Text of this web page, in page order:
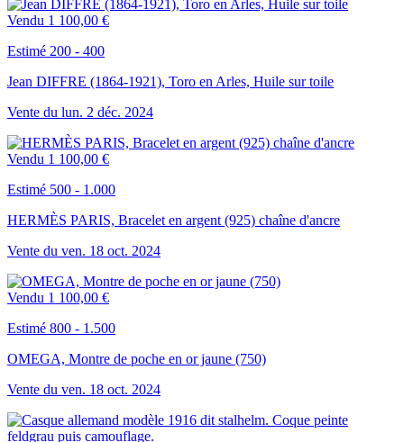
Vendu 1 100,00 €
Estimé 200 - 400
Jean DIFFRE (1864-1921), Toro en Arles, Huile sur toile
Vente du lun. 2 déc. 2024
Vendu 1 100,00 €
Estimé 500 - 1.000
HERMÈS PARIS, Bracelet en argent (925) chaîne d'ancre
Vente du ven. 18 oct. 2024
Vendu 1 100,00 €
Estimé 800 - 1.500
OMEGA, Montre de poche en or jaune (750)
Vente du ven. 18 oct. 2024